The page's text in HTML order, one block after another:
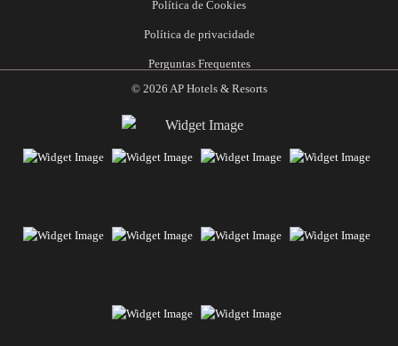
Política de Cookies
Política de privacidade
Perguntas Frequentes
© 2026 AP Hotels & Resorts